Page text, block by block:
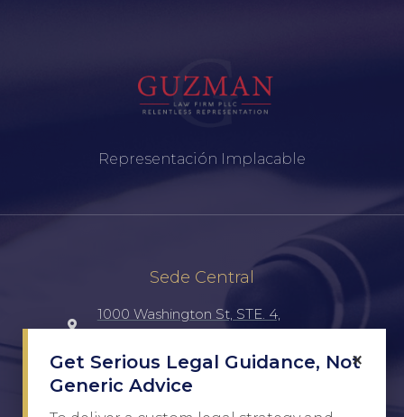
Representación Implacable
Sede Central
1000 Washington St, STE. 4,
(956) 516-7198
×
Get Serious Legal Guidance, Not
Generic Advice